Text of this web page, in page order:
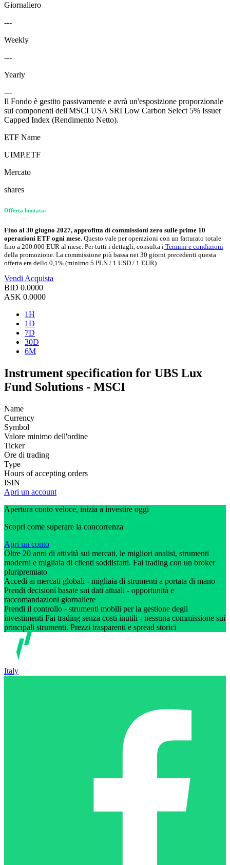
Giornaliero
---
Weekly
---
Yearly
---
Il Fondo è gestito passivamente e avrà un'esposizione proporzionale
sui componenti dell'MSCI USA SRI Low Carbon Select 5% Issuer
Capped Index (Rendimento Netto).
ETF Name
UIMP.ETF
Mercato
shares
Offerta limitata:
Fino al 30 giugno 2027, approfitta di commissioni zero sulle prime 10
operazioni ETF ogni mese. Questo vale per operazioni con un fatturato totale
fino a 200.000 EUR al mese. Per tutti i dettagli, consulta i Termini e condizioni
della promozione. La commissione più bassa nei 30 giorni precedenti questa
offerta era dello 0,1% (minimo 5 PLN / 1 USD / 1 EUR).
Vendi Acquista
BID 0.0000
ASK 0.0000
1H
1D
7D
30D
6M
Instrument specification for UBS Lux
Fund Solutions - MSCI
Name
Currency
Symbol
Valore minimo dell'ordine
Ticker
Ore di trading
Type
Hours of accepting orders
ISIN
Apri un account
Apertura conto veloce, inizia a investire oggi
Scopri come superare la concorrenza
Apri un conto
Oltre 20 anni di attività sui mercati, le migliori analisi, strumenti
moderni e migliaia di clienti soddisfatti. Fai trading con un broker
pluripremiato
Accedi ai mercati globali - migliaia di strumenti a portata di mano
Prendi decisioni basate sui dati attuali - opportunità e
raccomandazioni giornaliere
Prendi il controllo - strumenti mobili per la gestione degli
investimenti Fai trading senza costi inutili - nessuna commissione sui
principali strumenti. Prezzi trasparenti e spread storici
Italy